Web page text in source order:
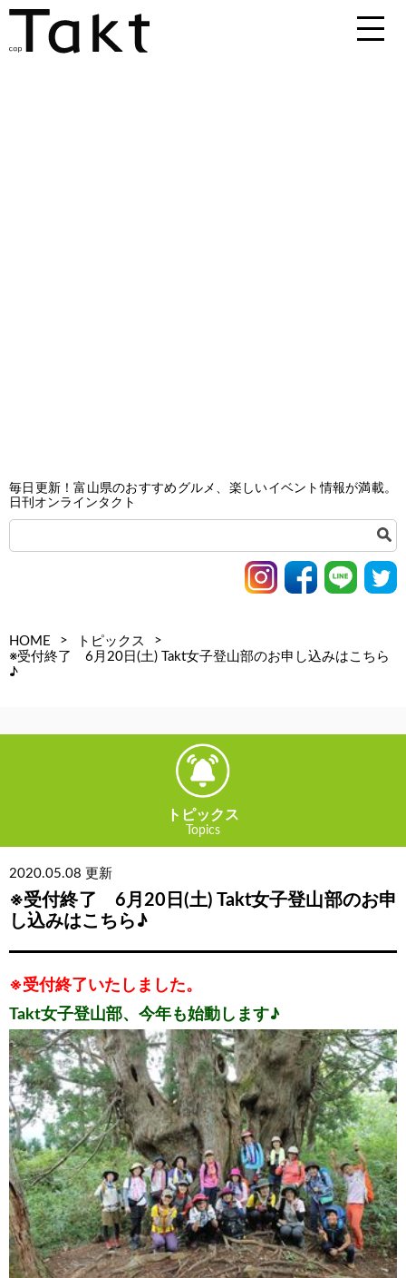
毎日更新！富山県のおすすめグルメ、楽しいイベント情報が満載。
日刊オンラインタクト
HOME > トピックス
>
※受付終了 6月20日(土) Takt女子登山部のお申し込みはこちら
♪
トピックス
Topics
2020.05.08 更新
※受付終了 6月20日(土) Takt女子登山部のお申
し込みはこちら♪
※受付終了いたしました。
Takt女子登山部、今年も始動します♪